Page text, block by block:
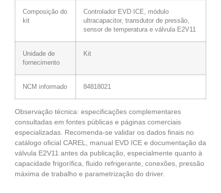
Composição do
kit
Controlador EVD ICE, módulo
ultracapacitor, transdutor de pressão,
sensor de temperatura e válvula E2V11
Unidade de
fornecimento
Kit
NCM informado 84818021
Observação técnica: especificações complementares
consultadas em fontes públicas e páginas comerciais
especializadas. Recomenda-se validar os dados finais no
catálogo oficial CAREL, manual EVD ICE e documentação da
válvula E2V11 antes da publicação, especialmente quanto à
capacidade frigorífica, fluido refrigerante, conexões, pressão
máxima de trabalho e parametrização do driver.